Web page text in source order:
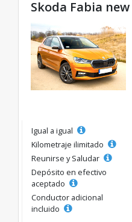
Skoda Fabia new
Igual a igual
Kilometraje ilimitado
Reunirse y Saludar
Depósito en efectivo
aceptado
Conductor adicional
incluido